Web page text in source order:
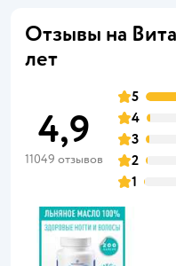
Отзывы на
лет
4,9
11049 отзывов
5
4
3
2
1